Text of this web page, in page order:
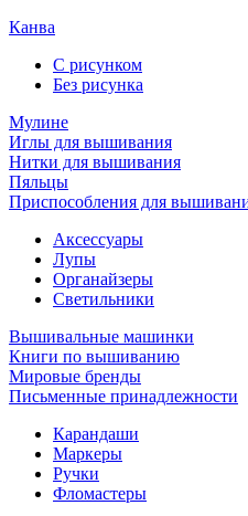
Канва
С рисунком
Без рисунка
Мулине
Иглы для вышивания
Нитки для вышивания
Пяльцы
Приспособления для
Аксессуары
Лупы
Органайзеры
Светильники
Вышивальные машинки
Книги по вышиванию
Мировые бренды
Письменные принадлежности
Карандаши
Маркеры
Ручки
Фломастеры